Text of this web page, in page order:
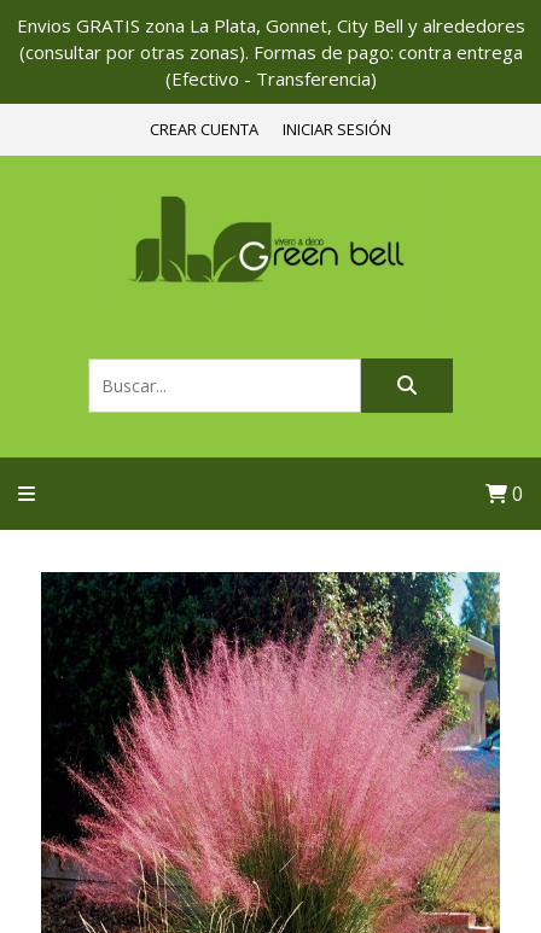
Envios GRATIS zona La Plata, Gonnet, City Bell y alrededores
(consultar por otras zonas). Formas de pago: contra entrega
(Efectivo - Transferencia)
CREAR CUENTA INICIAR SESIÓN
0